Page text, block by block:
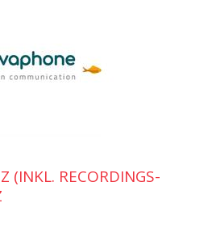
(INKL. RECORDINGS-